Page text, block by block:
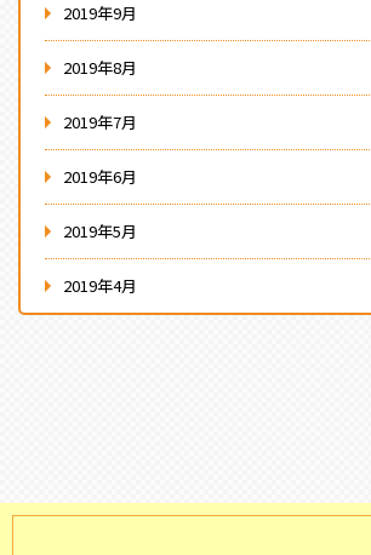
2019年9月
2019年8月
2019年7月
2019年6月
2019年5月
2019年4月